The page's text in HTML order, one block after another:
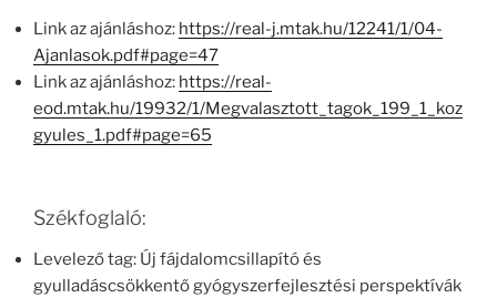
Link az ajánláshoz: https://real-j.mtak.hu/12241/1/04-
Ajanlasok.pdf#page=47
Link az ajánláshoz: https://real-
eod.mtak.hu/19932/1/Megvalasztott_tagok_199_1_koz
gyules_1.pdf#page=65
Székfoglaló:
Levelező tag: Új fájdalomcsillapító és
gyulladáscsökkentő gyógyszerfejlesztési perspektívák